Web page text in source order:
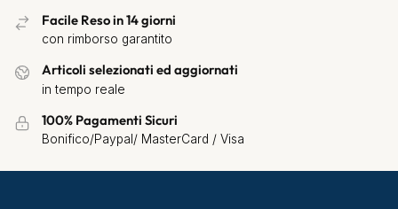
Facile Reso in 14 giorni
con rimborso garantito
Articoli selezionati ed aggiornati
in tempo reale
100% Pagamenti Sicuri
Bonifico/Paypal/ MasterCard / Visa